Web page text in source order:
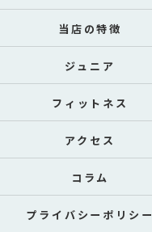
当店の特徴
ジュニア
フィットネス
アクセス
コラム
プライバシーポリシー